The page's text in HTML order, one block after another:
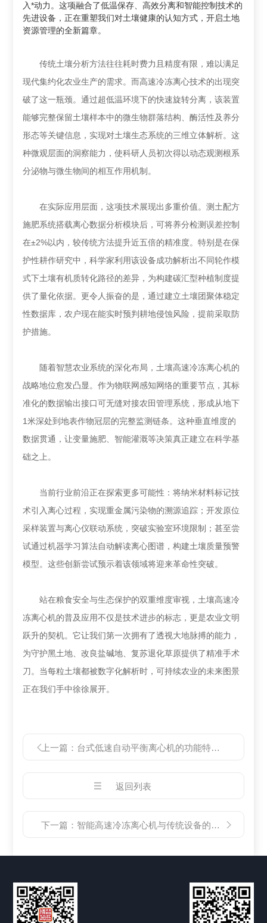
入*动力。这项融合了低温保存、高效分离和智能控制技术的
先进设备，正在重塑我们对土壤健康的认知方式，开启土地
资源管理的全新篇章。
传统土壤分析方法往往耗时费力且精度有限，难以满足
现代集约化农业生产的需求。而高速冷冻离心技术的出现突
破了这一瓶颈。通过超低温环境下的快速旋转分离，该装置
能够完整保留土壤样本中的微生物群落结构、酶活性及养分
形态等关键信息，实现对土壤生态系统的三维立体解析。这
种微观层面的洞察能力，使科研人员初次得以动态观测根系
分泌物与微生物间的相互作用机制。
在实际应用层面，这项技术展现出多重价值。测土配方
施肥系统搭载离心数据分析模块后，可将养分检测误差控制
在±2%以内，较传统方法提升近五倍的精准度。特别是在保
护性耕作研究中，科学家利用该设备成功解析出不同轮作模
式下土壤有机质转化路径的差异，为构建碳汇型种植制度提
供了量化依据。更令人振奋的是，通过建立土壤团聚体稳定
性数据库，农户现在能实时预判耕地侵蚀风险，提前采取防
护措施。
随着智慧农业系统的深化布局，土壤高速冷冻离心机的
战略地位愈发凸显。作为物联网感知网络的重要节点，其标
准化的数据输出接口可无缝对接农田管理系统，形成从地下
1米深处到地表作物冠层的完整监测链条。这种垂直维度的
数据贯通，让变量施肥、智能灌溉等决策真正建立在科学基
础之上。
当前行业前沿正在探索更多可能性：将纳米材料标记技
术引入离心过程，实现重金属污染物的溯源追踪；开发原位
采样装置与离心仪联动系统，突破实验室环境限制；甚至尝
试通过机器学习算法自动解读离心图谱，构建土壤质量预警
模型。这些创新尝试预示着该领域将迎来革命性突破。
站在粮食安全与生态保护的双重维度审视，土壤高速冷
冻离心机的普及应用不仅是技术进步的标志，更是农业文明
跃升的契机。它让我们第一次拥有了透视大地脉搏的能力，
为守护黑土地、改良盐碱地、复苏退化草原提供了精准手术
刀。当每粒土壤都被数字化解析时，可持续农业的未来图景
正在我们手中徐徐展开。
上一篇： 台式低速自动平衡离心机的功能特点与应用领域
返回列表
下一篇： 智能高速冷冻离心机与传统设备的差异分析